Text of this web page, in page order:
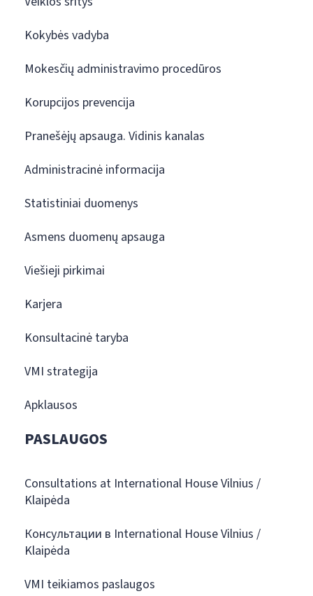
Kokybės vadyba
Mokesčių administravimo procedūros
Korupcijos prevencija
Pranešėjų apsauga. Vidinis kanalas
Administracinė informacija
Statistiniai duomenys
Asmens duomenų apsauga
Viešieji pirkimai
Karjera
Konsultacinė taryba
VMI strategija
Apklausos
PASLAUGOS
Consultations at International House Vilnius /
Klaipėda
Консультации в International House Vilnius /
Klaipėda
VMI teikiamos paslaugos